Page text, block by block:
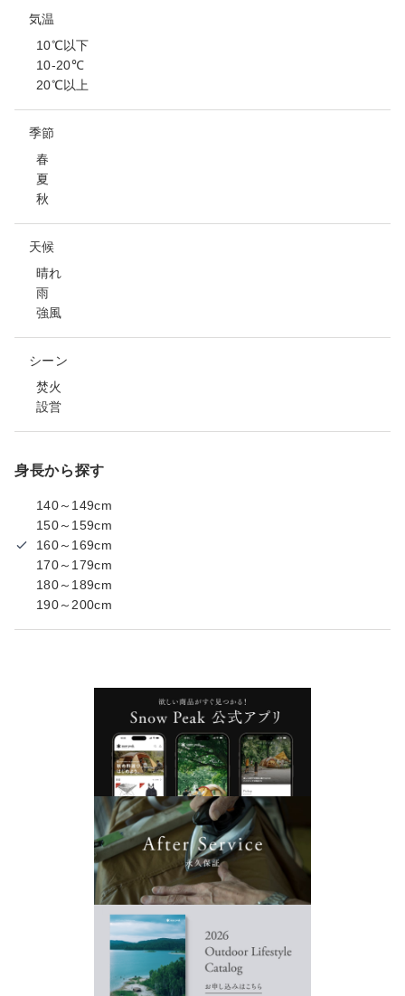
気温
10℃以下
10-20℃
20℃以上
季節
春
夏
秋
天候
晴れ
雨
強風
シーン
焚火
設営
身長から探す
140～149cm
150～159cm
160～169cm
170～179cm
180～189cm
190～200cm